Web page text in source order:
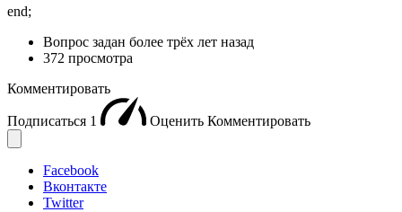
end;
Вопрос задан более трёх лет назад
372 просмотра
Комментировать
Подписаться 1 Оценить Комментировать
Facebook
Вконтакте
Twitter